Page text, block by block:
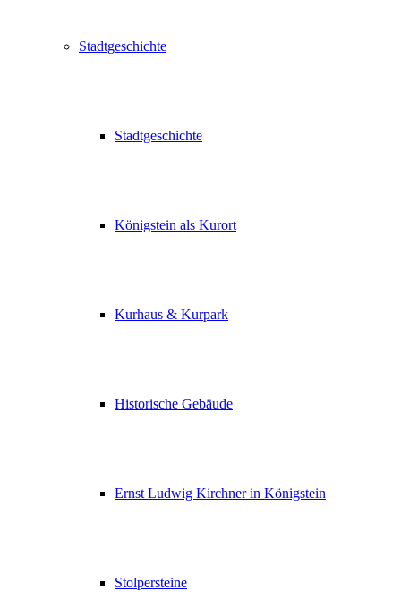
Stadtgeschichte
Stadtgeschichte
Königstein als Kurort
Kurhaus & Kurpark
Historische Gebäude
Ernst Ludwig Kirchner in Königstein
Stolpersteine